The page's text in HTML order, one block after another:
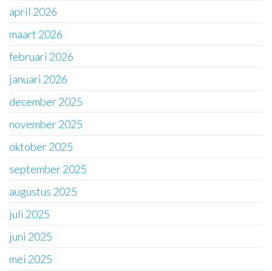
april 2026
maart 2026
februari 2026
januari 2026
december 2025
november 2025
oktober 2025
september 2025
augustus 2025
juli 2025
juni 2025
mei 2025